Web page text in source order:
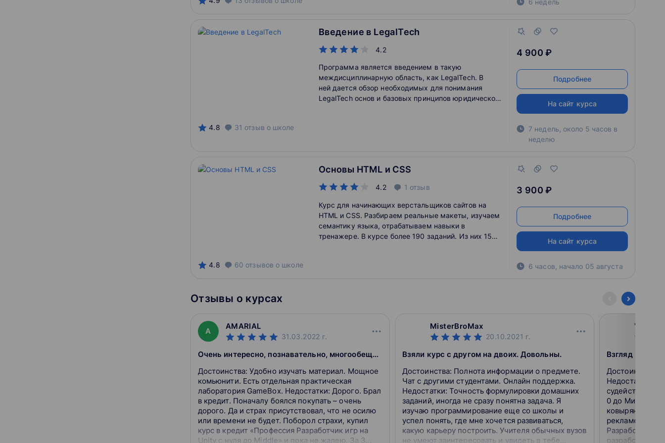
6 недель
4.8 31 отзыв о школе
Введение в LegalTech
4.2
Программа является введением в такую
междисциплинарную область, как LegalTech. В
ней дается обзор необходимых для понимания
LegalTech основ и базовых принципов юридической
сформирует понимание данной области и
возможных направлений для дальнейшего развития
в ней.
4 900 ₽
Подробнее
На сайт курса
7 недель, около 5 часов в
неделю
4.8 60 отзывов о школе
Основы HTML и CSS
4.2 1 отзыв
Курс для начинающих верстальщиков сайтов на
HTML и CSS. Разбираем реальные макеты, изучаем
семантику языка, отрабатываем навыки в
тренажере. В курсе более 190 заданий. Из них 150 –
3 900 ₽
Подробнее
На сайт курса
6 часов начало 05 августа
Отзывы о курсах
A
AMARIAL
31.03.2022 г.
Очень интересно, познавательно, многообещающе.
Достоинства: Удобно изучать материал. Мощное
комьюнити. Есть отдельная практическая
лаборатория GameBox. Недостатки: Дорого. Брал
в кредит. Поначалу боялся покупать – очень
дорого. Да и страх присутствовал, что не осилю
или времени не будет. Поборол страхи, купил
курс в кредит «Профессия Разработчик игр на
Unity с нуля до Middle» и пока не жалею. За 3
MisterBroMax
20.10.2021 г.
Взяли курс с другом на двоих. Довольны.
Достоинства: Полнота информации о предмете.
Чат с другими студентами. Онлайн поддержка.
Недостатки: Точность формулировки домашних
заданий, иногда не сразу понятна задача. Я
изучаю программирование еще со школы и
успел понять, где мне хочется развиваться,
какую карьеру построить. Учителя обычных вузов
не умеют заинтересовать и увидеть в тебе
Достоинства:
Недостатки:
судейство
0 до Мидла.
ковыряюсь с
рекламе были
Разработчик
разработчик